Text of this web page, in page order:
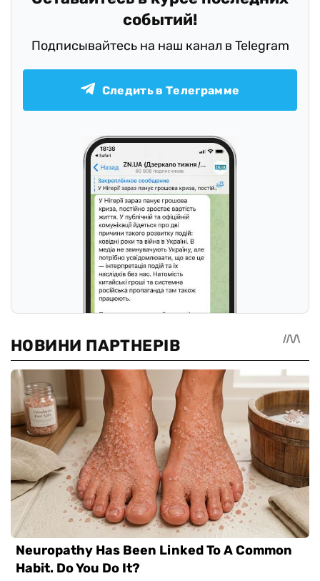
событий!
Подписывайтесь на наш канал в Telegram
Следить в Телеграмме